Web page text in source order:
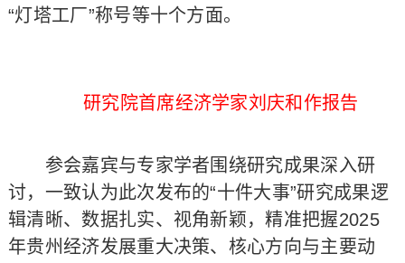
“灯塔工厂”称号等十个方面。
研究院首席经济学家刘庆和作报告
参会嘉宾与专家学者围绕研究成果深入研
讨，一致认为此次发布的“十件大事”研究成果逻
辑清晰、数据扎实、视角新颖，精准把握2025
年贵州经济发展重大决策、核心方向与主要动